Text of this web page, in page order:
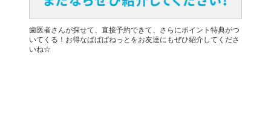
歯医者さんが探せて、直接予約できて、さらにポイント特典がつ
いてくる！お得なぱぱぱねっとをお友達にもぜひ紹介してくださ
いね☆